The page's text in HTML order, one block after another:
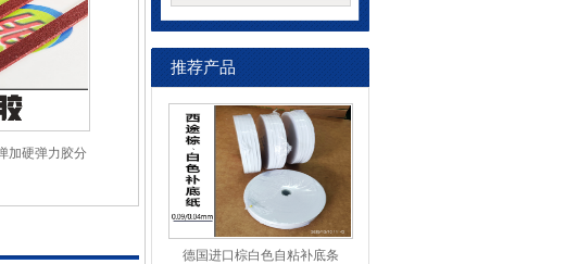
加硬弹力胶分
推荐产品
德国进口棕白色自粘补底条